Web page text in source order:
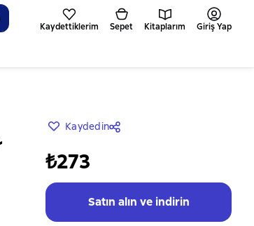
Kaydettiklerim Sepet Kitaplarım Giriş Yap
Kaydedin
₺273
Satın alın ve indirin